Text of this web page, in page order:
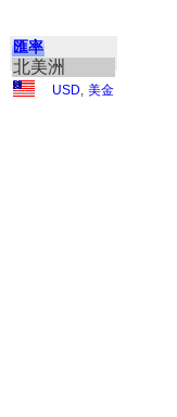
匯率
北美洲
USD 美金